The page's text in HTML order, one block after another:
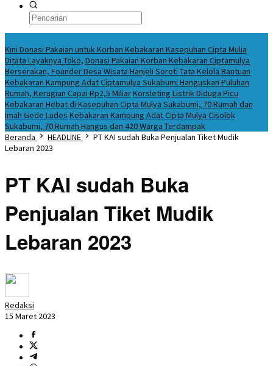
Kini Donasi Pakaian untuk Korban Kebakaran Kasepuhan Cipta Mulia
Ditata Layaknya Toko, Donasi Pakaian Korban Kebakaran Ciptamulya
Berserakan, Founder Desa Wisata Hanjeli Soroti Tata Kelola Bantuan
Kebakaran Kampung Adat Ciptamulya Sukabumi Hanguskan Puluhan
Rumah, Kerugian Capai Rp2,5 MiliarKorsleting Listrik Diduga Picu
Kebakaran Hebat di Kasepuhan Cipta Mulya Sukabumi, 70 Rumah dan
Imah Gede Ludes Kebakaran Kampung Adat Cipta Mulya Cisolok
Sukabumi, 70 Rumah Hangus dan 420 Warga Terdampak
Beranda
HEADLINE
PT KAI sudah Buka Penjualan Tiket Mudik
Lebaran 2023
PT KAI sudah Buka
Penjualan Tiket Mudik
Lebaran 2023
Redaksi
15 Maret 2023